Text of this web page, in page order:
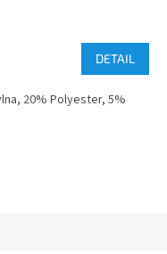
DETAIL
20% Polyester, 5%